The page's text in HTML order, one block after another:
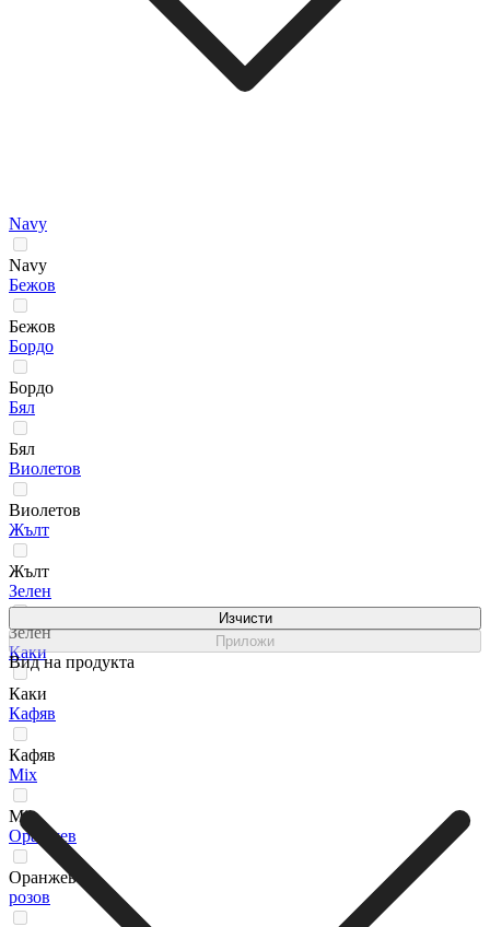
Navy
Navy
Бежов
Бежов
Бордо
Бордо
Бял
Бял
Виолетов
Виолетов
Жълт
Жълт
Зелен
Зелен
Каки
Каки
Кафяв
Кафяв
Мix
Мix
Оранжев
Оранжев
розов
Изчисти
Приложи
Вид на продукта